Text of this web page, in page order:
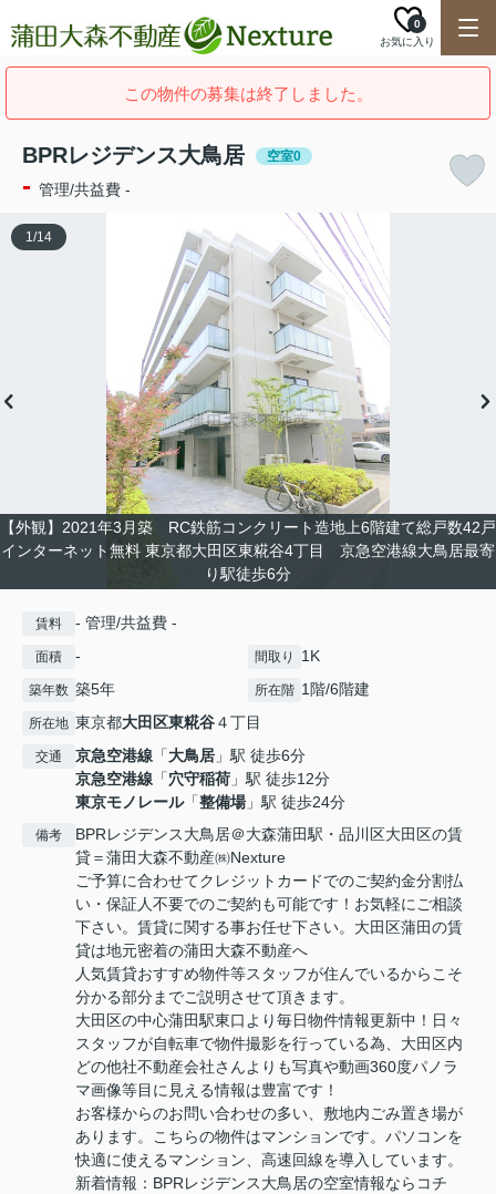
お気に入り
0
この物件の募集は終了しました。
BPRレジデンス大鳥居 空室0
- 管理/共益費 -
【外観】2021年3月築 RC鉄筋コンクリート造地上6階建て総戸数42戸
インターネット無料 東京都大田区東糀谷4丁目 京急空港線大鳥居最寄
り駅徒歩6分
1/14
賃料 - 管理/共益費 -
面積 - 間取り 1K
築年数 築5年 所在階 1階/6階建
所在地 東京都大田区東糀谷４丁目
交通 京急空港線 「大鳥居 」駅 徒歩6分
京急空港線 「穴守稲荷 」駅 徒歩12分
東京モノレール「整備場」駅 徒歩24分
備考
BPRレジデンス大鳥居＠大森蒲田駅・品川区大田区の賃
貸＝蒲田大森不動産㈱Nexture
ご予算に合わせてクレジットカードでのご契約金分割払
い・保証人不要でのご契約も可能です！お気軽にご相談
下さい。賃貸に関する事お任せ下さい。大田区蒲田の賃
貸は地元密着の蒲田大森不動産へ
人気賃貸おすすめ物件等スタッフが住んでいるからこそ
分かる部分までご説明させて頂きます。
大田区の中心蒲田駅東口より毎日物件情報更新中！日々
スタッフが自転車で物件撮影を行っている為、大田区内
どの他社不動産会社さんよりも写真や動画360度パノラ
マ画像等目に見える情報は豊富です！
お客様からのお問い合わせの多い、敷地内ごみ置き場が
あります。こちらの物件はマンションです。パソコンを
快適に使えるマンション、高速回線を導入しています。
新着情報：BPRレジデンス大鳥居の空室情報ならコチ